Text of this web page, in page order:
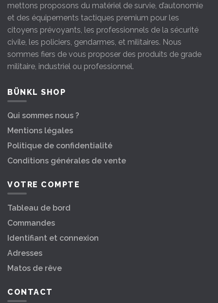
mettons proposons du matériel de survie, d’autonomie
et des équipements tactiques premium pour les
citoyens prévoyants, les professionnels de la sécurité
civile, les policiers, gendarmes, et militaires. Nous
sommes fiers de vous proposer des produits de grade
militaire, industriel ou professionnel.
BÜNKL SHOP
Qui sommes nous ?
Mentions légales
Politique de confidentialité
Conditions générales de vente
VOTRE COMPTE
Tableau de bord
Commandes
Identifiant et connexion
Adresses
Matos de rêve
CONTACT